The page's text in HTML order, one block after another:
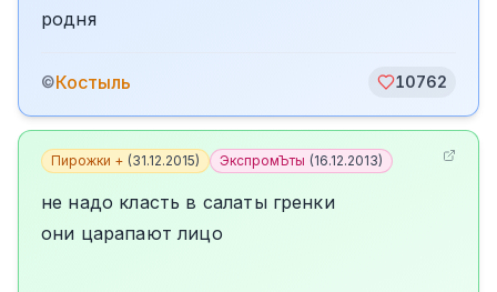
родня
©Костыль 10762
Пирожки + (31.12.2015) ЭкспромЪты (16.12.2013)
не надо класть в салаты гренки
они царапают лицо